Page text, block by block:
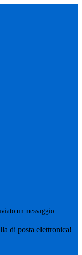
un messaggio
di posta elettronica!